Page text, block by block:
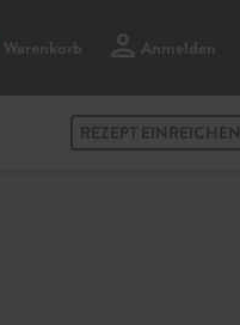
ansehen 0Artikel
Warenkorb Anmelden
REZEPT EINREICHEN